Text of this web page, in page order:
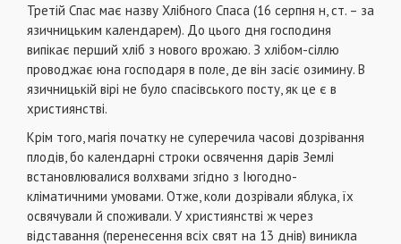
Третій Спас має назву Хлібного Спаса (16 серпня н, ст. – за
язичницьким календарем). До цього дня господиня
випікає перший хліб з нового врожаю. З хлібом-сіллю
проводжає юна господаря в поле, де він засіє озимину. В
язичницькій вірі не було спасівського посту, як це є в
християнстві.
Крім того, магія початку не суперечила часові дозрівання
плодів, бо календарні строки освячення дарів Землі
встановлювалися волхвами згідно з Іюгодно-
кліматичними умовами. Отже, коли дозрівали яблука, їх
освячували й споживали. У християнстві ж через
відставання (перенесення всіх свят на 13 днів) виникла